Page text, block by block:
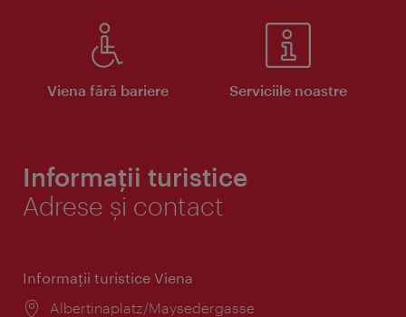
Viena fără bariere Serviciile noastre
Informații turistice
Adrese și contact
Informaţii turistice Viena
Locul:
Albertinaplatz/Maysedergasse